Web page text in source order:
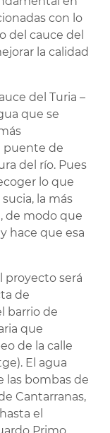
con lo
del cauce del
la calidad
del Turia –
que se
puente de
del río. Pues
lo que
la más
de modo que
hace que esa
proyecto será
de
barrio de
que
de la calle
El agua
las bombas de
Cantarranas,
el